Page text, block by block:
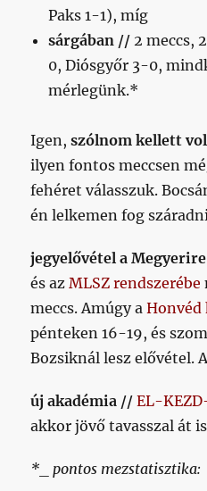
Paks 1-1), míg
sárgában // 2 meccs,
0, Diósgyőr 3-0,
mérlegünk.*
Igen,szólnom kellett
ilyen fontos meccsen
fehéret válasszuk.
én lelkemen fog
jegyelővétel a
és azMLSZ rendszerébe
meccs. Amúgy aHonvéd
pénteken 16-19, és
Bozsiknál lesz elővétel.
új akadémia //EL-
akkor jövő tavasszal át
*_ pontos mezstatisztika: